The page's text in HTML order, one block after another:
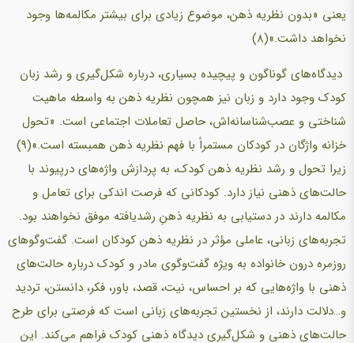
یعنی «بدون نظریه ذهن، موضوع زیادی برای بیشتر مکالمه‌ها وجود
نخواهد داشت.»(8)
دیدگاه‌های گوناگون و پیچیده بسیاری، درباره شکل‌گیری و رشد زبان
کودک وجود دارد و زبان نیز همچون نظریه ذهن به واسطه ماهیت
شناختی و عصب‌شناسانه‌اش، حاصل تعاملات اجتماعی است. «تحول
خزانه واژگان در کودکان مستمراً با فهم نظریه ذهن همبسته است.»(9)
زیرا تحول و رشد نظریه ذهن کودک، به پردازش واژه‌های درپیوند با
حالت‌های ذهنی نیاز دارد. کودکانی که فرصت اندکی برای تعامل و
مکالمه دارند در دستیابی به نظریه ذهنِ رشدیافته موفق نخواهند بود.
تجربه‌های زبانی، عاملی مؤثر در نظریه ذهن کودکان است. گفت‌وگوهای
روزمره درون خانواده به ویژه گفت‌وگوی مادر و کودک درباره حالت‌های
ذهنی با واژه‌هایی که بر احساس، نیت، قصد، باور، فکر، دانستن، تردید
و…دلالت دارند، از نخستین تجربه‌های زبانی است که فرصتی برای طرح
حالت‌های ذهنی و شکل‌گیری دیدگاه ذهنی کودک فراهم می‌کند. این